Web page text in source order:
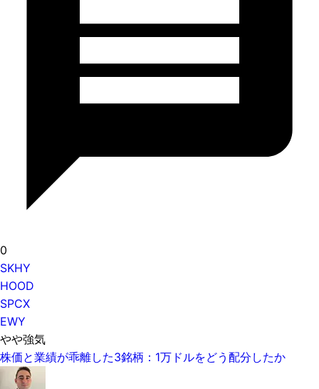
0
SKHY
HOOD
SPCX
EWY
やや強気
株価と業績が乖離した3銘柄：1万ドルをどう配分したか